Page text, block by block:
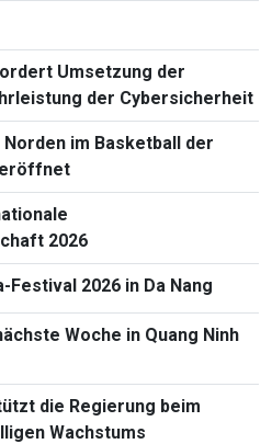
Umsetzung der
der Cybersicherheit
im Basketball der
eröffnet
2026
Festival 2026 in Da Nang
Woche in Quang Ninh
die Regierung beim
Wachstums